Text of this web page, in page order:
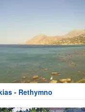
- Rethymno